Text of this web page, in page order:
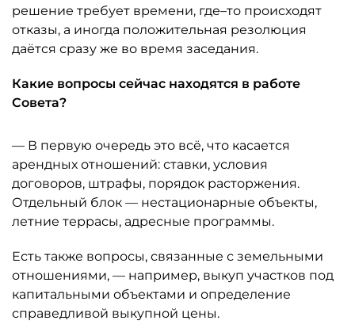
решение требует времени, где–то происходят
отказы, а иногда положительная резолюция
даётся сразу же во время заседания.
Какие вопросы сейчас находятся в работе
Совета?
— В первую очередь это всё, что касается
арендных отношений: ставки, условия
договоров, штрафы, порядок расторжения.
Отдельный блок — нестационарные объекты,
летние террасы, адресные программы.
Есть также вопросы, связанные с земельными
отношениями, — например, выкуп участков под
капитальными объектами и определение
справедливой выкупной цены.